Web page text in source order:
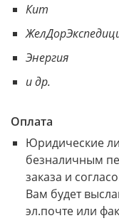
Кит
Энергия
и др.
Оплата
Юридические
безналичным
заказа и
Вам будет
эл.почте или